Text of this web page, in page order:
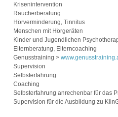
Krisenintervention
Raucherberatung
Hörverminderung, Tinnitus
Menschen mit Hörgeräten
Kinder und Jugendlichen
Elternberatung, Elterncoaching
Genusstraining >
Supervision
Selbsterfahrung
Coaching
Selbsterfahrung anrechenbar für das
Supervision für die Ausbildung zu